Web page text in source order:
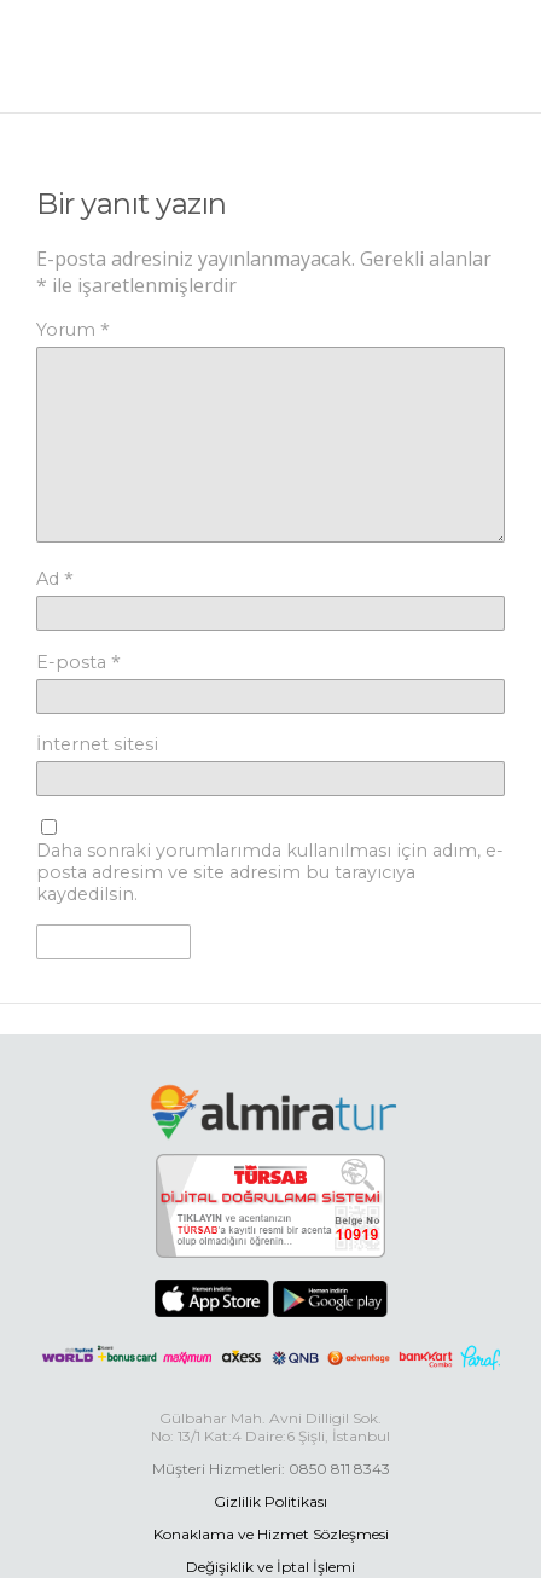
Bir yanıt yazın
E-posta adresiniz yayınlanmayacak. Gerekli alanlar
* ile işaretlenmişlerdir
Yorum *
Ad *
E-posta *
İnternet sitesi
Daha sonraki yorumlarımda kullanılması için adım, e-
posta adresim ve site adresim bu tarayıcıya
kaydedilsin.
Gülbahar Mah. Avni Dilligil Sok.
No: 13/1 Kat:4 Daire:6 Şişli, İstanbul
Müşteri Hizmetleri: 0850 811 8343
Gizlilik Politikası
Konaklama ve Hizmet Sözleşmesi
Değişiklik ve İptal İşlemi